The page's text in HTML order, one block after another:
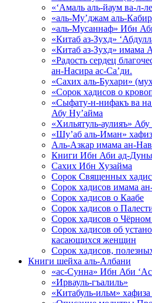
«‘Амаль аль-йаум ва-л-
«аль-Му’джам аль-
«аль-Мусаннаф» Ибн
«Китаб аз-Зухд»
«Китаб аз-Зухд» имама
«Радость сердец
ан-Насира ас-Са’ди.
«Сахих аль-Бухари»
«Сорок хадисов о
«Сыфату-н-нифакъ ва
Абу Ну’айма
«Хильятуль-аулияъ»
«Шу’аб аль-Иман»
Аль-Азкар имама ан-
Книги Ибн Аби ад-
Сахих Ибн Хузайма
Сорок Священных
Сорок хадисов имама
Сорок хадисов о Каабе
Сорок хадисов о
Сорок хадисов о
Сорок хадисов об
касающихся женщин
Сорок хадисов,
Книги шейха аль-Албани
«ас-Сунна» Ибн Аби
«Ирвауль-гъалиль»
«Китабуль-ильм»